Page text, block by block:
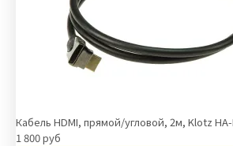
Кабель HDMI, прямой/угловой, 2м, Klotz
1 800 руб